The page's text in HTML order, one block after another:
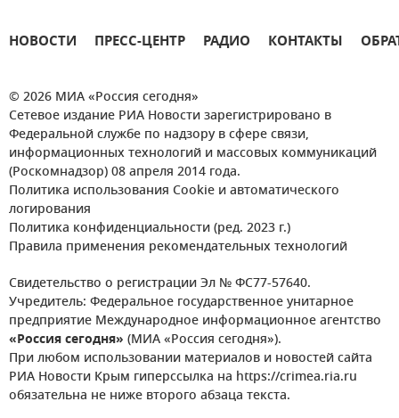
НОВОСТИ ПРЕСС-ЦЕНТР РАДИО КОНТАКТЫ
© 2026 МИА «Россия сегодня»
Сетевое издание РИА Новости зарегистрировано в
Федеральной службе по надзору в сфере связи,
информационных технологий и массовых коммуникаций
(Роскомнадзор) 08 апреля 2014 года.
Политика использования Cookie и автоматического
логирования
Политика конфиденциальности (ред. 2023 г.)
Правила применения рекомендательных технологий
Свидетельство о регистрации Эл № ФС77-57640.
Учредитель: Федеральное государственное унитарное
предприятие Международное информационное агентство
«Россия сегодня» (МИА «Россия сегодня»).
При любом использовании материалов и новостей сайта
РИА Новости Крым гиперссылка на https://crimea.ria.ru
обязательна не ниже второго абзаца текста.